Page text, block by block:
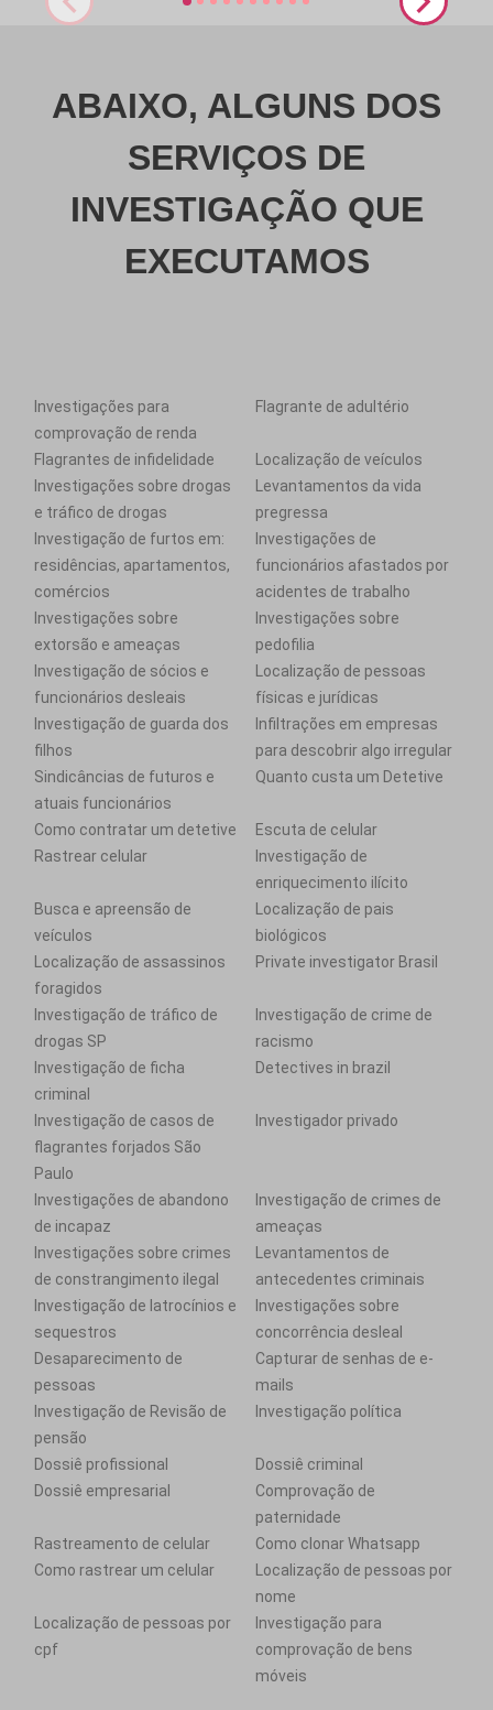
ABAIXO, ALGUNS DOS
SERVIÇOS DE
INVESTIGAÇÃO QUE
EXECUTAMOS
Investigações para
comprovação de renda
Flagrante de adultério
Flagrantes de infidelidade
Localização de veículos
Investigações sobre drogas
e tráfico de drogas
Levantamentos da vida
pregressa
Investigação de furtos em:
residências, apartamentos,
comércios
Investigações de
funcionários afastados por
acidentes de trabalho
Investigações sobre
extorsão e ameaças
Investigações sobre
pedofilia
Investigação de sócios e
funcionários desleais
Localização de pessoas
físicas e jurídicas
Investigação de guarda dos
filhos
Infiltrações em empresas
para descobrir algo irregular
Sindicâncias de futuros e
atuais funcionários
Quanto custa um Detetive
Como contratar um detetive
Escuta de celular
Rastrear celular
Investigação de
enriquecimento ilícito
Busca e apreensão de
veículos
Localização de pais
biológicos
Localização de assassinos
foragidos
Private investigator Brasil
Investigação de tráfico de
drogas SP
Investigação de crime de
racismo
Investigação de ficha
criminal
Detectives in brazil
Investigação de casos de
flagrantes forjados São
Paulo
Investigador privado
Investigações de abandono
de incapaz
Investigação de crimes de
ameaças
Investigações sobre crimes
de constrangimento ilegal
Levantamentos de
antecedentes criminais
Investigação de latrocínios e
sequestros
Investigações sobre
concorrência desleal
Desaparecimento de
pessoas
Capturar de senhas de e-
mails
Investigação de Revisão de
pensão
Investigação política
Dossiê profissional
Dossiê criminal
Dossiê empresarial
Comprovação de
paternidade
Rastreamento de celular
Como clonar Whatsapp
Como rastrear um celular
Localização de pessoas por
nome
Localização de pessoas por
cpf
Investigação para
comprovação de bens
móveis